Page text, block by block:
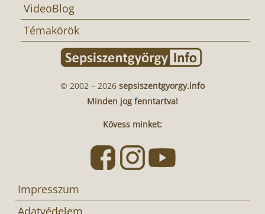
VideoBlog
Témakörök
© 2002 – 2026 sepsiszentgyorgy.info
Minden jog fenntartva!
Kövess minket:
Impresszum
Adatvédelem